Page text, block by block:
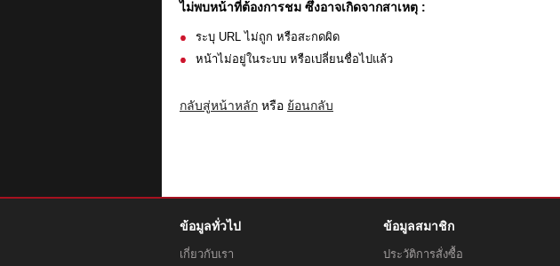
ไม่พบหน้าที่ต้องการชม ซึ่งอาจเกิดจากสาเหตุ :
ระบุ URL ไม่ถูก หรือสะกดผิด
หน้าไม่อยู่ในระบบ หรือเปลี่ยนชื่อไปแล้ว
กลับสู่หน้าหลัก หรือ ย้อนกลับ
ข้อมูลทั่วไป
เกี่ยวกับเรา
ข้อมูลสมาชิก
ประวัติการสั่งซื้อ